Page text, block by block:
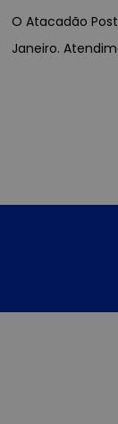
O Atacadão
Janeiro.